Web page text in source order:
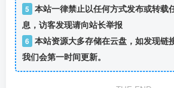
5 本站一律禁止以任何方式发布或转载
息，访客发现请向站长举报
6 本站资源大多存储在云盘，如发现链
我们会第一时间更新。